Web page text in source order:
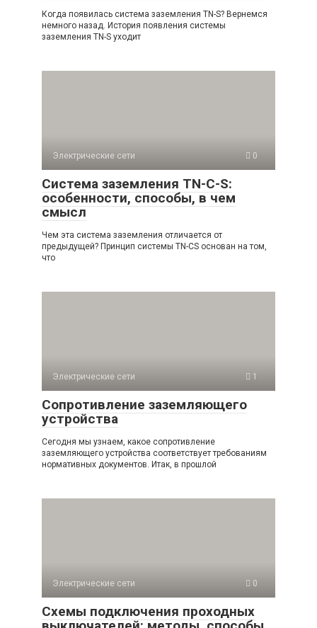
Когда появилась система заземления TN-S? Вернемся
немного назад. История появления системы
заземления TN-S уходит
Электрические сети 0
Система заземления TN-C-S:
особенности, способы, в чем
смысл
Чем эта система заземления отличается от
предыдущей? Принцип системы TN-CS основан на том,
что
Электрические сети 1
Сопротивление заземляющего
устройства
Сегодня мы узнаем, какое сопротивление
заземляющего устройства соответствует требованиям
нормативных документов. Итак, в прошлой
Электрические сети 0
Схемы подключения проходных